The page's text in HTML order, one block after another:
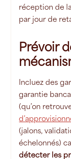
réception de
par jour de
Prévoir
Incluez des
garantie
(qu’on
(jalons,
échelonnés)
détecter les